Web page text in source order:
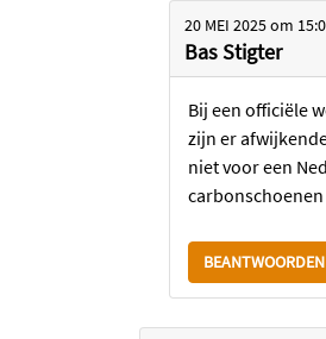
20 MEI 2025om
Bas Stigter
Bij een officiële
zijn er
niet voor een
BEANTWOORDEN